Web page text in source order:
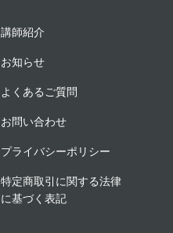
講師紹介
お知らせ
よくあるご質問
お問い合わせ
プライバシーポリシー
特定商取引に関する法律
に基づく表記